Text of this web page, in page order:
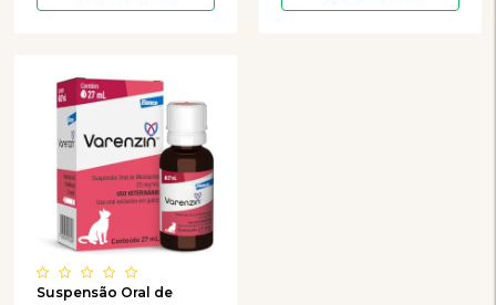
Suspensão Oral de